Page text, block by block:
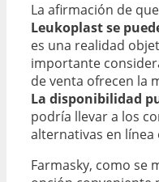
La afirmación de que
Leukoplast se
es una realidad
importante
de venta ofrecen la
La disponibilidad
podría llevar a los
alternativas en
Farmasky, como se